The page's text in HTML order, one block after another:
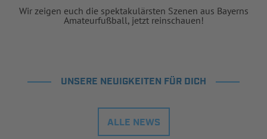
Wir zeigen euch die spektakulärsten Szenen aus Bayerns
Amateurfußball, jetzt reinschauen!
UNSERE NEUIGKEITEN FÜR DICH
ALLE NEWS